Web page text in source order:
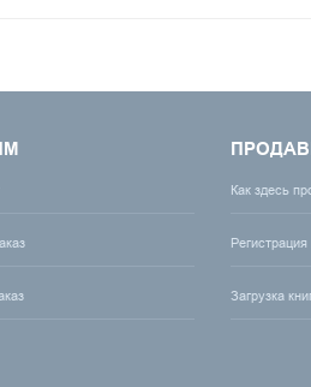
Как здесь
Загрузка